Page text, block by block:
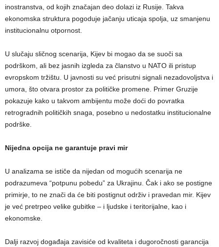
inostranstva, od kojih značajan deo dolazi iz Rusije. Takva
ekonomska struktura pogoduje jačanju uticaja spolja, uz smanjenu
institucionalnu otpornost.
U slučaju sličnog scenarija, Kijev bi mogao da se suoči sa
podrškom, ali bez jasnih izgleda za članstvo u NATO ili pristup
evropskom tržištu. U javnosti su već prisutni signali nezadovoljstva i
umora, što otvara prostor za političke promene. Primer Gruzije
pokazuje kako u takvom ambijentu može doći do povratka
retrogradnih političkih snaga, posebno u nedostatku institucionalne
podrške.
Nijedna opcija ne garantuje pravi mir
U analizama se ističe da nijedan od mogućih scenarija ne
podrazumeva “potpunu pobedu” za Ukrajinu. Čak i ako se postigne
primirje, to ne znači da će biti postignut održiv i pravedan mir. Kijev
je već pretrpeo velike gubitke – i ljudske i teritorijalne, kao i
ekonomske.
Dalji razvoj događaja zavisiće od kvaliteta i dugoročnosti garancija